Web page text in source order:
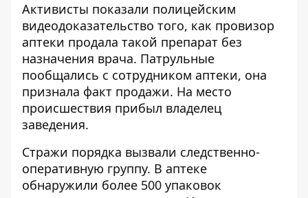
Активисты показали полицейским
видеодоказательство того, как провизор
аптеки продала такой препарат без
назначения врача. Патрульные
пообщались с сотрудником аптеки, она
признала факт продажи. На место
происшествия прибыл владелец
заведения.
Стражи порядка вызвали следственно-
оперативную группу. В аптеке
обнаружили более 500 упаковок